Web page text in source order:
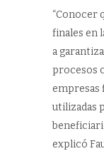
“Conocer
finales en
a
procesos
empresas
utilizadas
explicó